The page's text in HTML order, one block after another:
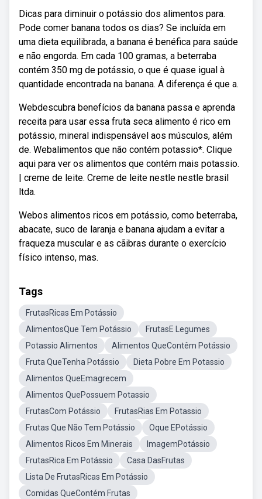
Dicas para diminuir o potássio dos alimentos para.
Pode comer banana todos os dias? Se incluída em
uma dieta equilibrada, a banana é benéfica para saúde
e não engorda. Em cada 100 gramas, a beterraba
contém 350 mg de potássio, o que é quase igual à
quantidade encontrada na banana. A diferença é que a.
Webdescubra benefícios da banana passa e aprenda
receita para usar essa fruta seca alimento é rico em
potássio, mineral indispensável aos músculos, além
de. Webalimentos que não contém potassio*. Clique
aqui para ver os alimentos que contém mais potassio.
| creme de leite. Creme de leite nestle nestle brasil
ltda.
Webos alimentos ricos em potássio, como beterraba,
abacate, suco de laranja e banana ajudam a evitar a
fraqueza muscular e as cãibras durante o exercício
físico intenso, mas.
Tags
FrutasRicas Em Potássio
AlimentosQue Tem Potássio
FrutasE Legumes
Potassio Alimentos
Alimentos QueContêm Potássio
Fruta QueTenha Potássio
Dieta Pobre Em Potassio
Alimentos QueEmagrecem
Alimentos QuePossuem Potassio
FrutasCom Potássio
FrutasRias Em Potassio
Frutas Que Não Tem Potássio
Oque EPotássio
Alimentos Ricos Em Minerais
ImagemPotássio
FrutasRica Em Potássio
Casa DasFrutas
Lista De FrutasRicas Em Potássio
Comidas QueContém Frutas